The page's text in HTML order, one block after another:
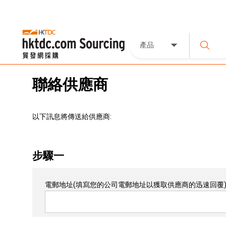
產品
聯絡供應商
以下訊息將傳送給供應商:
步驟一
電郵地址(填寫您的公司電郵地址以獲取供應商的迅速回覆)